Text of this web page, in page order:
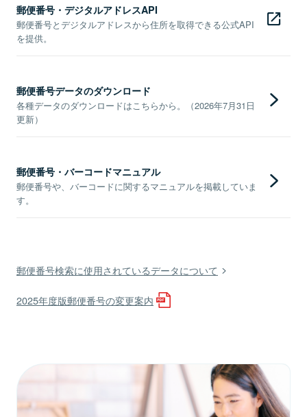
郵便番号・デジタルアドレスAPI
郵便番号とデジタルアドレスから住所を取得できる公式API
を提供。
郵便番号データのダウンロード
各種データのダウンロードはこちらから。（2026年7月31日
更新）
郵便番号・バーコードマニュアル
郵便番号や、バーコードに関するマニュアルを掲載していま
す。
郵便番号検索に使用されているデータについて
2025年度版郵便番号の変更案内